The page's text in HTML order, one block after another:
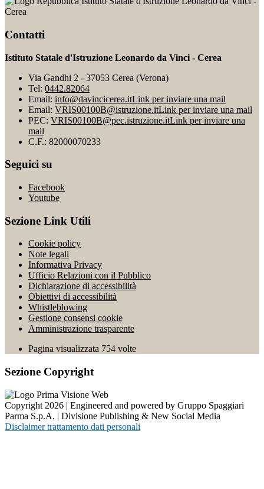
Cerea
Contatti
Istituto Statale d'Istruzione Leonardo da Vinci - Cerea
Via Gandhi 2 - 37053 Cerea (Verona)
Tel: 0442.82064
Email: info@davincicerea.itLink per inviare una mail
Email: VRIS00100B@istruzione.itLink per inviare una mail
PEC: VRIS00100B@pec.istruzione.itLink per inviare una
mail
C.F.: 82000070233
Seguici su
Facebook
Youtube
Sezione Link Utili
Cookie policy
Note legali
Informativa Privacy
Ufficio Relazioni con il Pubblico
Dichiarazione di accessibilità
Obiettivi di accessibilità
Whistleblowing
Gestione consensi cookie
Amministrazione trasparente
Pagina visualizzata 754 volte
Sezione Copyright
Copyright 2026 | Engineered and powered by Gruppo Spaggiari
Parma S.p.A. | Divisione Publishing & New Social Media
Disclaimer trattamento dati personali